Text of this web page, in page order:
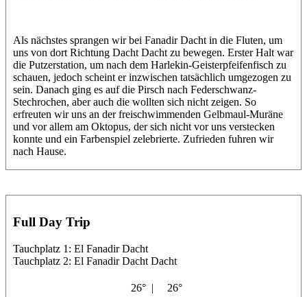
Als nächstes sprangen wir bei Fanadir Dacht in die Fluten, um
uns von dort Richtung Dacht Dacht zu bewegen. Erster Halt war
die Putzerstation, um nach dem Harlekin-Geisterpfeifenfisch zu
schauen, jedoch scheint er inzwischen tatsächlich umgezogen zu
sein. Danach ging es auf die Pirsch nach Federschwanz-
Stechrochen, aber auch die wollten sich nicht zeigen. So
erfreuten wir uns an der freischwimmenden Gelbmaul-Muräne
und vor allem am Oktopus, der sich nicht vor uns verstecken
konnte und ein Farbenspiel zelebrierte. Zufrieden fuhren wir
nach Hause.
Full Day Trip
Tauchplatz 1: El Fanadir Dacht
Tauchplatz 2: El Fanadir Dacht Dacht
26° | 26°